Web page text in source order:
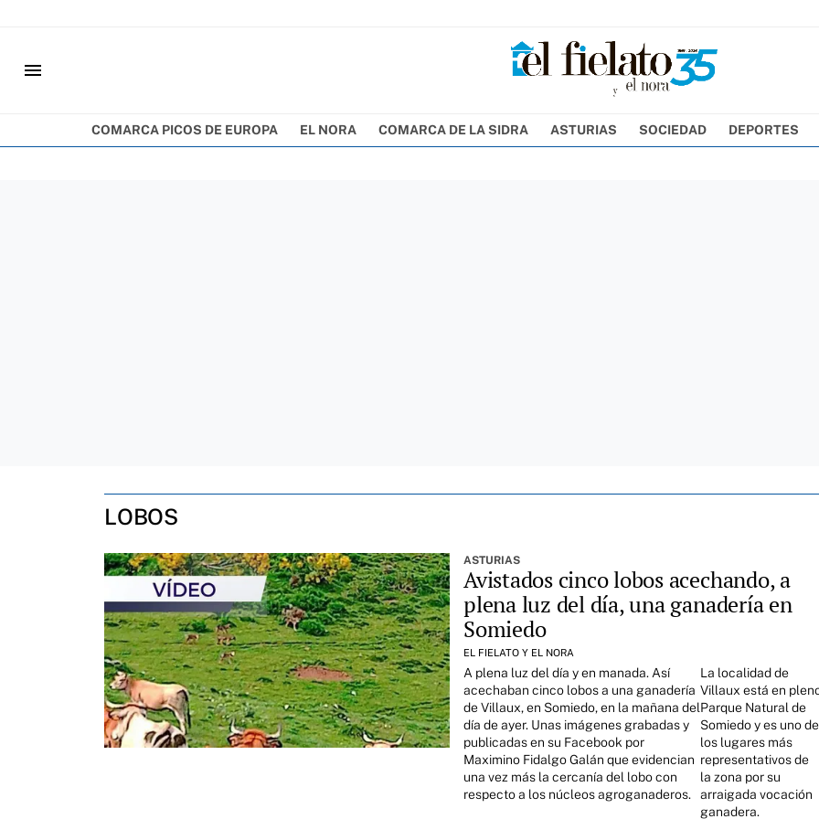
menu
COMARCA PICOS DE EUROPA EL NORA COMARCA DE LA SIDRA ASTURIAS SOCIEDAD DEPORTES
LOBOS
ASTURIAS
Avistados cinco lobos acechando, a
plena luz del día, una ganadería en
Somiedo
EL FIELATO Y EL NORA
A plena luz del día y en manada. Así
acechaban cinco lobos a una ganadería
de Villaux, en Somiedo, en la mañana del
día de ayer. Unas imágenes grabadas y
publicadas en su Facebook por
Maximino Fidalgo Galán que evidencian
una vez más la cercanía del lobo con
respecto a los núcleos agroganaderos.
La localidad de
Villaux está en
Parque Natural de
Somiedo y es uno de
los lugares más
representativos de
la zona por su
arraigada vocación
ganadera.